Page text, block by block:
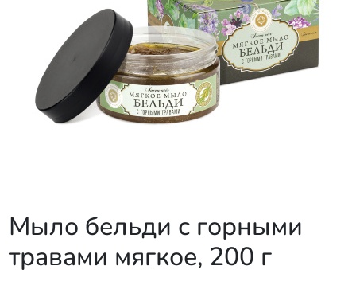
Мыло бельди с горными
травами мягкое, 200 г